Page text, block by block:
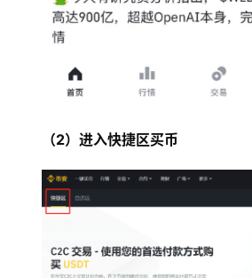
（2）进入快捷区买币